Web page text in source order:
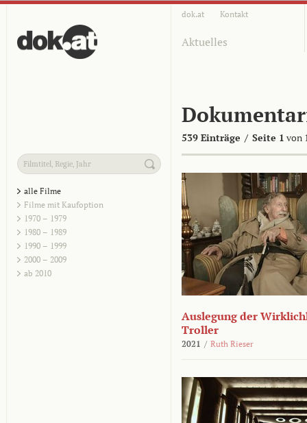
dok.at Kontakt
Aktuelles
539 Einträge / Seite 1 von
alle Filme
Filme mit Kaufoption
1970 – 1979
1980 – 1989
1990 – 1999
2000 – 2009
ab 2010
Auslegung der
Troller
2021 / Ruth Rieser